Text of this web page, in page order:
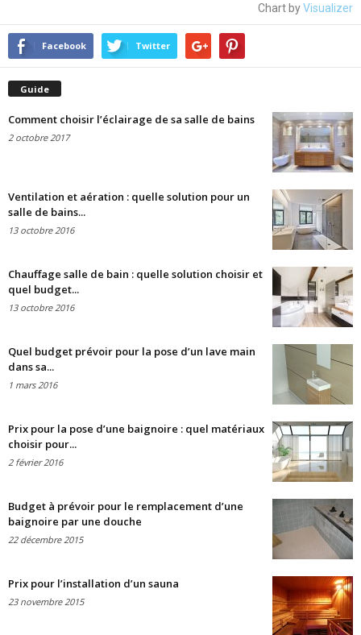
Chart byVisualizer
Facebook Twitter
Guide
Comment choisir l’éclairage de sa salle de bains
2 octobre 2017
Ventilation et aération : quelle solution pour un
salle de bains...
13 octobre 2016
Chauffage salle de bain : quelle solution choisir et
quel budget...
13 octobre 2016
Quel budget prévoir pour la pose d’un lave main
dans sa...
1 mars 2016
Prix pour la pose d’une baignoire : quel matériaux
choisir pour...
2 février 2016
Budget à prévoir pour le remplacement d’une
baignoire par une douche
22 décembre 2015
Prix pour l’installation d’un sauna
23 novembre 2015